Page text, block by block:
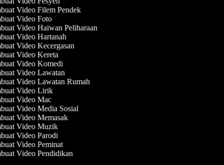
Video Filem Pendek
Video Foto
Video Haiwan Peliharaan
Video Hartanah
Video Kecergasan
Video Kereta
Video Komedi
Video Lawatan
Video Lawatan Rumah
Video Lirik
Video Mac
Video Media Sosial
Video Memasak
Video Muzik
Video Parodi
Video Peminat
Video Pendidikan